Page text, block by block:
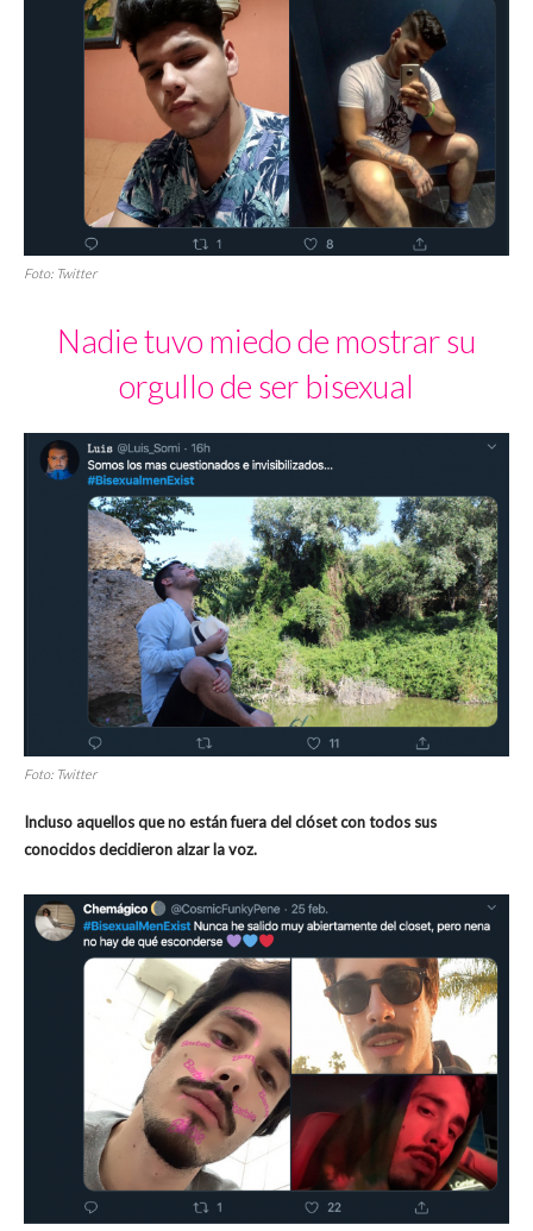
Foto: Twitter
Nadie tuvo miedo de mostrar su
orgullo de ser bisexual
Foto: Twitter
Incluso aquellos que no están fuera del clóset con todos sus
conocidos decidieron alzar la voz.